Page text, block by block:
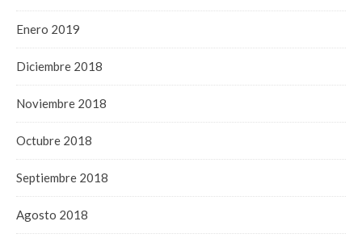
Enero 2019
Diciembre 2018
Noviembre 2018
Octubre 2018
Septiembre 2018
Agosto 2018